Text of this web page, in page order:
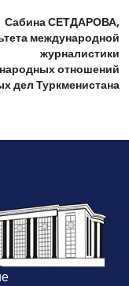
Сабина СЕТДАРОВА,
международной
журналистики
отношений
дел Туркменистана